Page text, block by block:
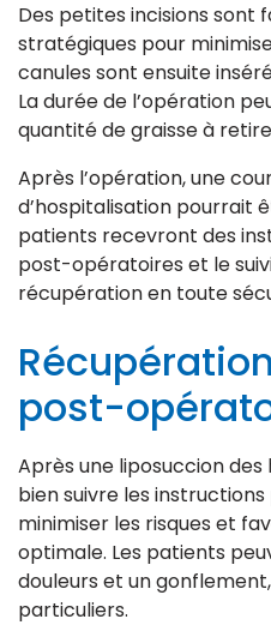
Des petites incisions sont
stratégiques pour
canules sont ensuite
La durée de l’opération
quantité de graisse à
Après l’opération, une
d’hospitalisation pourrait
patients recevront des
post-opératoires et le
récupération en toute
post-
Après une liposuccion
bien suivre les
minimiser les risques et
optimale. Les patients
douleurs et un
particuliers.